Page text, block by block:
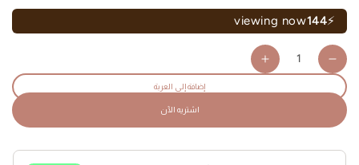
⚡
144
viewing now
كمية
مجموعة
مجموعة
إضافة إلى العربة
اشتريه الآن